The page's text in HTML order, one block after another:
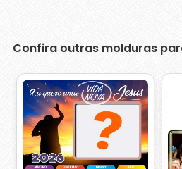
Confira outras molduras